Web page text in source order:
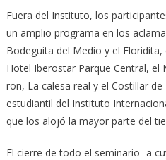
Fuera del Instituto, los
un amplio programa en los
Bodeguita del Medio y el
Hotel Iberostar Parque Central, el
ron, La calesa real y el Costillar
estudiantil del Instituto
que los alojó la mayor parte del
El cierre de todo el seminario -a